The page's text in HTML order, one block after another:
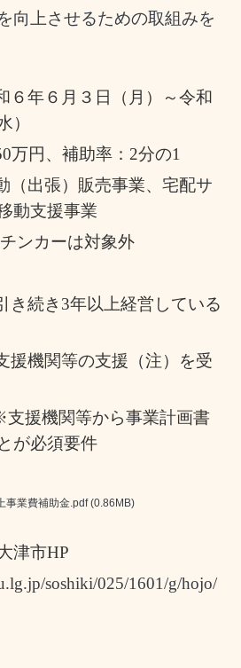
向上させるための取組みを
６年６月３日（月）～令和
）
万円、補助率： 2分の1
（出張）販売事業、宅配サ
動支援事業
ンカーは対象外
き 3年以上経営している
の支援（注）を受
等から事業計画書
が必須要件
事業費補助金.pdf (0.86MB)
津市HP
soshiki/025/1601/g/hojo/